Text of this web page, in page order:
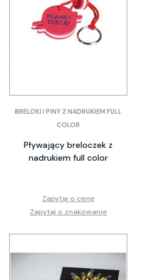
BRELOKI I PINY Z NADRUKIEM FULL
COLOR
Pływający breloczek z
nadrukiem full color
Zapytaj o cenę
Zapytaj o znakowanie